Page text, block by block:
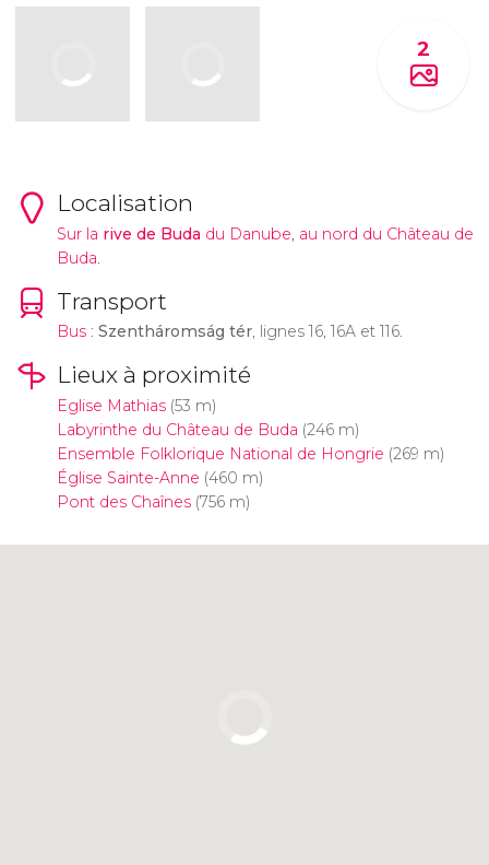
2
Localisation
Sur la rive de Buda du Danube, au nord du Château de
Buda.
Transport
Bus: Szentháromság tér, lignes 16, 16A et 116.
Lieux à proximité
Eglise Mathias(53 m)
Labyrinthe du Château de Buda (246 m)
Ensemble Folklorique National de Hongrie (269 m)
Église Sainte-Anne (460 m)
Pont des Chaînes(756 m)